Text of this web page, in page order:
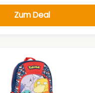
Zum Deal